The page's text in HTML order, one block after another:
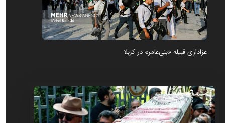
عزاداری قبیله «بنی‌عامر» در کربلا